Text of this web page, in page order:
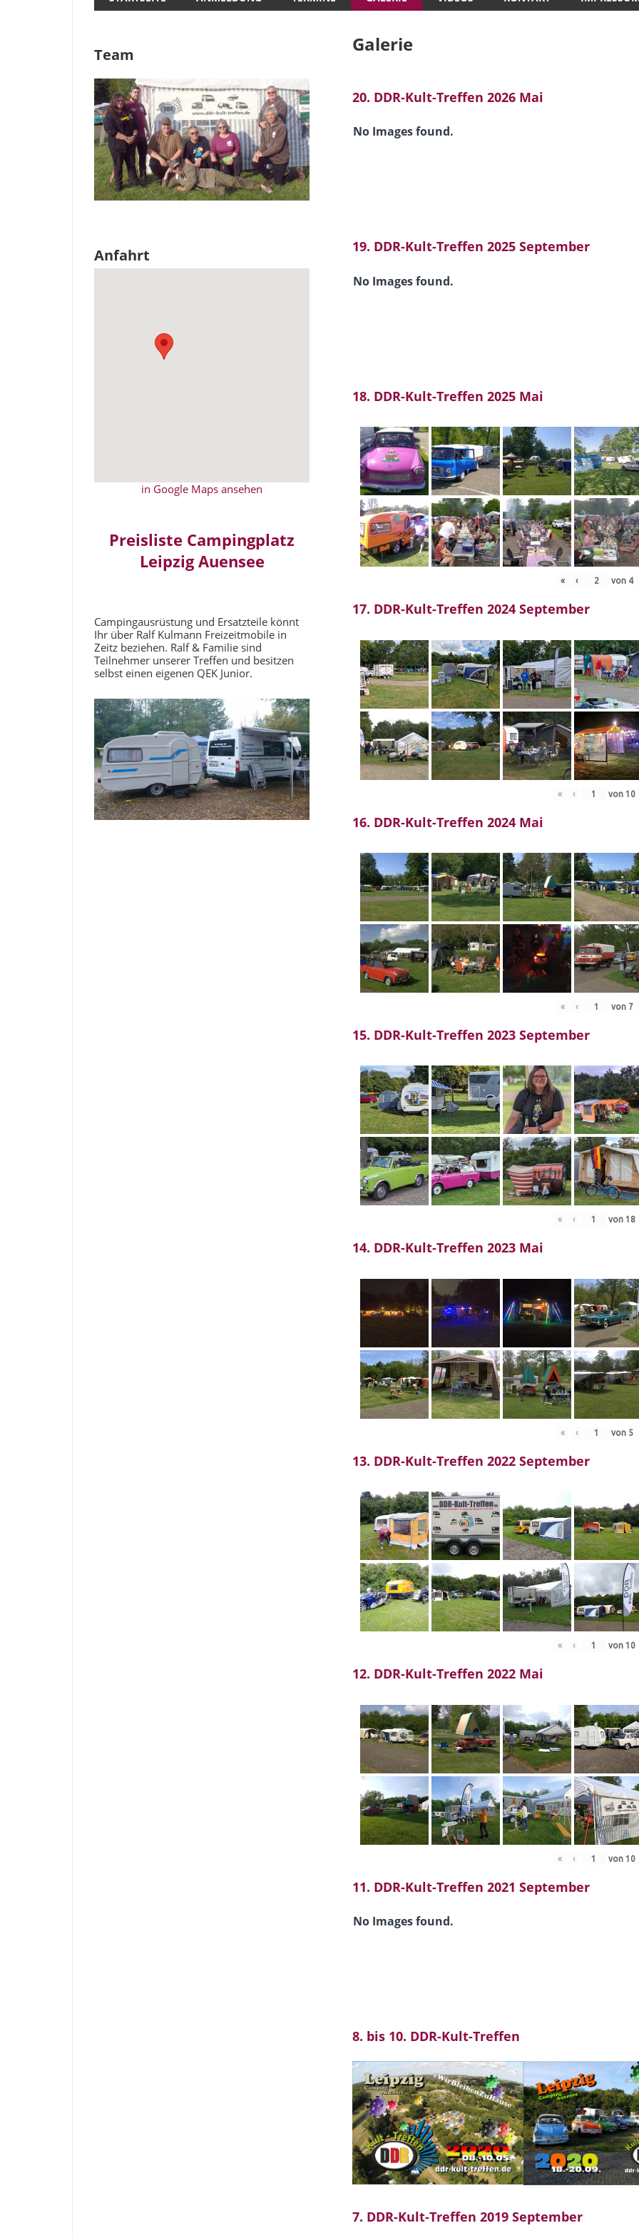
Galerie
20. DDR-Kult-Treffen 2026 Mai
No Images found.
19. DDR-Kult-Treffen 2025 September
No Images found.
18. DDR-Kult-Treffen 2025 Mai
« ‹ von 4
17. DDR-Kult-Treffen 2024 September
« ‹ von10
16. DDR-Kult-Treffen 2024 Mai
« ‹ von 7
15. DDR-Kult-Treffen 2023 September
« ‹ von18
14. DDR-Kult-Treffen 2023 Mai
« ‹ von 5
13. DDR-Kult-Treffen 2022 September
« ‹ von10
12. DDR-Kult-Treffen 2022 Mai
« ‹ von10
11. DDR-Kult-Treffen 2021 September
No Images found.
8. bis 10. DDR-Kult-Treffen
7. DDR-Kult-Treffen 2019 September
Team
Anfahrt
in Google Maps ansehen
Preisliste Campingplatz
Leipzig Auensee
Campingausrüstung und Ersatzteile könnt
Ihr über Ralf Kulmann Freizeitmobile in
Zeitz beziehen. Ralf & Familie sind
Teilnehmer unserer Treffen und besitzen
selbst einen eigenen QEK Junior.